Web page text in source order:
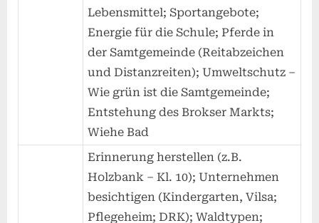
Lebensmittel; Sportangebote;
Energie für die Schule; Pferde in
der Samtgemeinde (Reitabzeichen
und Distanzreiten); Umweltschutz –
Wie grün ist die Samtgemeinde;
Entstehung des Brokser Markts;
Wiehe Bad
Erinnerung herstellen (z.B.
Holzbank – Kl. 10); Unternehmen
besichtigen (Kindergarten, Vilsa;
Pflegeheim; DRK); Waldtypen;